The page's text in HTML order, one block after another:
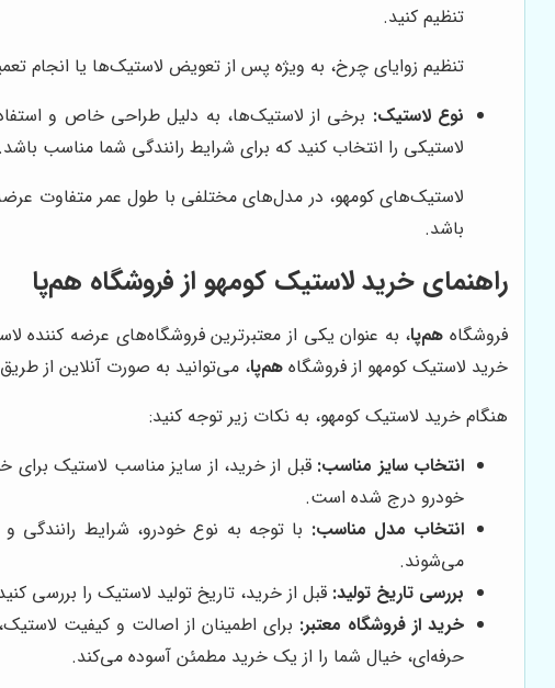
تنظیم کنید.
تنظیم زوایای چرخ، به ویژه پس از تعویض لاستیک‌ها یا انجام
نوع لاستیک: برخی از لاستیک‌ها، به دلیل طراحی خاص و
لاستیکی را انتخاب کنید که برای شرایط رانندگی شما مناسب باشد.
لاستیک‌های کومهو، در مدل‌های مختلفی با طول عمر متفاوت
باشد.
راهنمای خرید لاستیک کومهو از فروشگاه هم‌پا
فروشگاه هم‌پا، به عنوان یکی از معتبرترین فروشگاه‌های عرضه
خرید لاستیک کومهو از فروشگاه هم‌پا، می‌توانید به صورت آنلاین از
هنگام خرید لاستیک کومهو، به نکات زیر توجه کنید:
انتخاب سایز مناسب: قبل از خرید، از سایز مناسب لاستیک برای
خودرو درج شده است.
انتخاب مدل مناسب: با توجه به نوع خودرو، شرایط
می‌شوند.
بررسی تاریخ تولید: قبل از خرید، تاریخ تولید لاستیک را بررسی
خرید از فروشگاه معتبر: برای اطمینان از اصالت و کیفیت
حرفه‌ای، خیال شما را از یک خرید مطمئن آسوده می‌کند.